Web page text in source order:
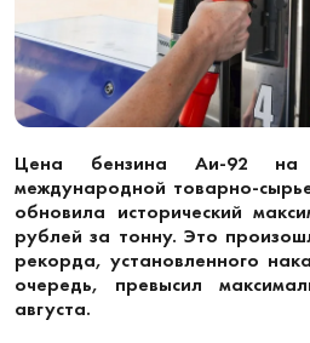
Цена бензина Аи-92 на
международной товарно-
обновила исторический
рублей за тонну. Это
рекорда, установленного
очередь, превысил
августа.